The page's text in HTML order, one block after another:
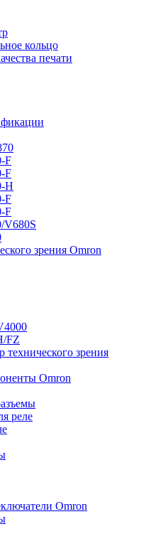
кольцо
печати
F
F
H
F
F
V680S
зрения Omron
FZ
технического зрения
Omron
реле
Omron